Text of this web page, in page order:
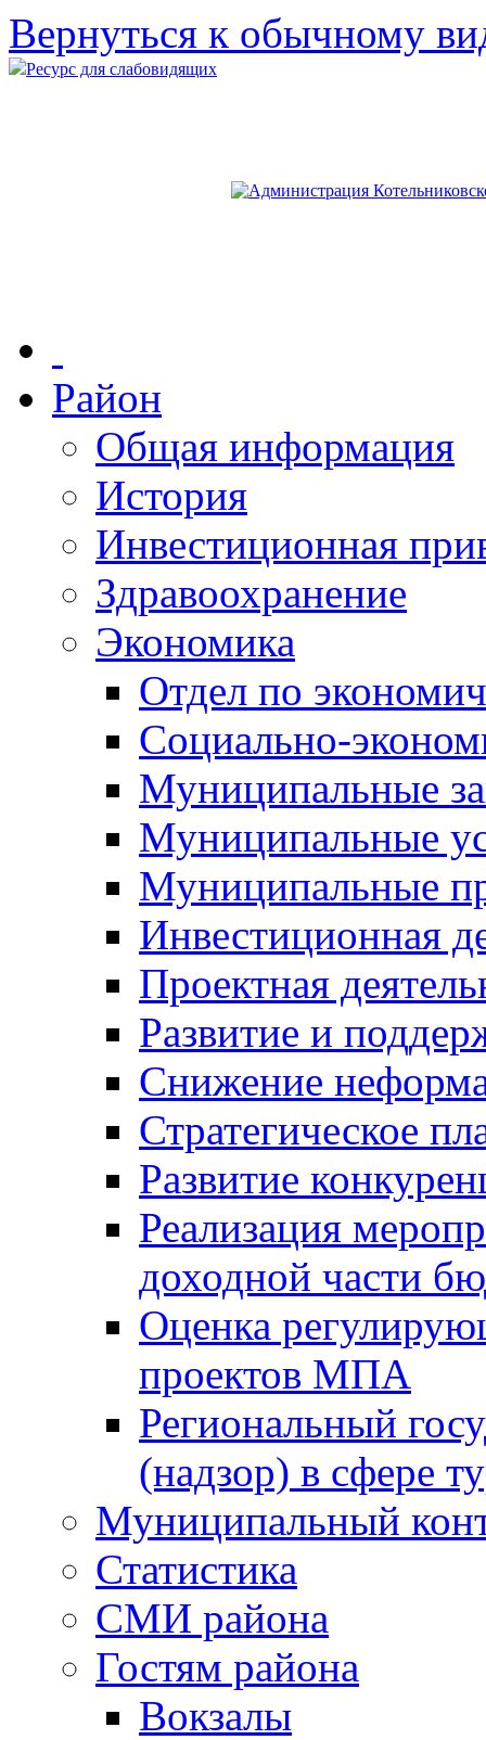
Вернуться к обычному
Ресурс для слабовидящих
Район
Общая информация
История
Инвестиционная
Здравоохранение
Экономика
Отдел по
Социально-
Муниципальные
Муниципальные
Муниципальные
Инвестиционная
Проектная
Развитие и
Снижение
Стратегическое
Развитие
Реализация
доходной части
Оценка
проектов МПА
Региональный
(надзор) в сфере
Муниципальный
Статистика
СМИ района
Гостям района
Вокзалы